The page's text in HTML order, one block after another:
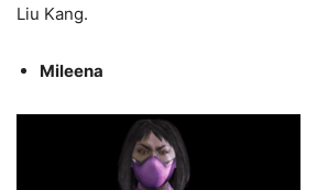
Liu Kang.
Mileena